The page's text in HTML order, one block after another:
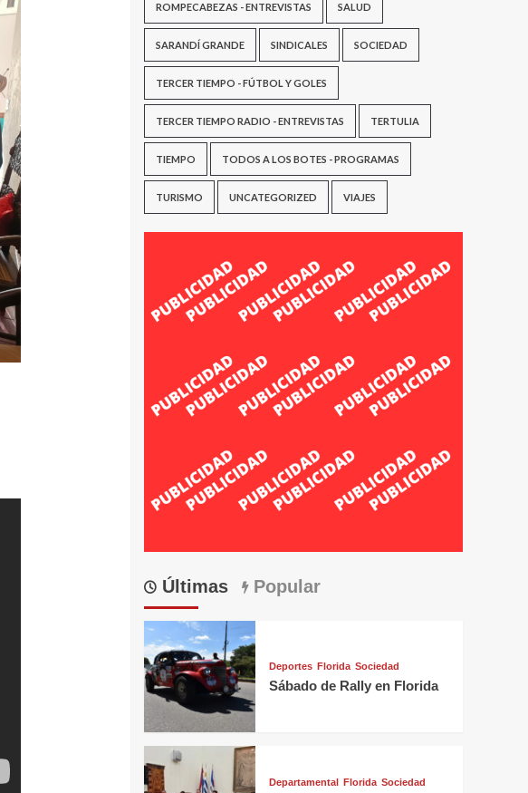
ROMPECABEZAS - ENTREVISTAS SALUD
SARANDÍ GRANDE SINDICALES SOCIEDAD
TERCER TIEMPO - FÚTBOL Y GOLES
TERCER TIEMPO RADIO - ENTREVISTAS TERTULIA
TIEMPO TODOS A LOS BOTES - PROGRAMAS
TURISMO UNCATEGORIZED VIAJES
Últimas Popular
Deportes Florida Sociedad
Sábado de Rally en Florida
Departamental Florida Sociedad